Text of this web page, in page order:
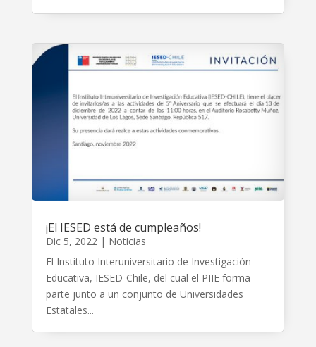
¡El IESED está de cumpleaños!
Dic 5, 2022| Noticias
El Instituto Interuniversitario de Investigación
Educativa, IESED-Chile, del cual el PIIE forma
parte junto a un conjunto de Universidades
Estatales...